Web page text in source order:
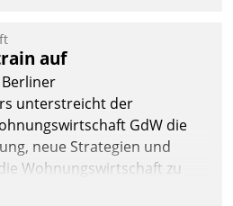
auf
unterstreicht der
GdW die
neue Strategien und
Wohnungswirtschaft zu